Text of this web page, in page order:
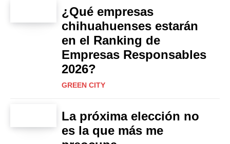
¿Qué empresas
chihuahuenses estarán
en el Ranking de
Empresas Responsables
2026?
GREEN CITY
La próxima elección no
es la que más me